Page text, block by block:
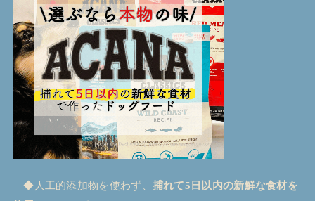
◆人工的添加物を使わず、 捕れて5日以内の新鮮な食材を